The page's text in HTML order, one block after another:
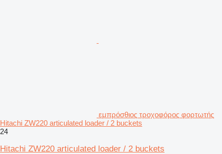
εμπρόσθιος τροχοφόρος φορτωτής
Hitachi ZW220 articulated loader / 2 buckets
24
Hitachi ZW220 articulated loader / 2 buckets